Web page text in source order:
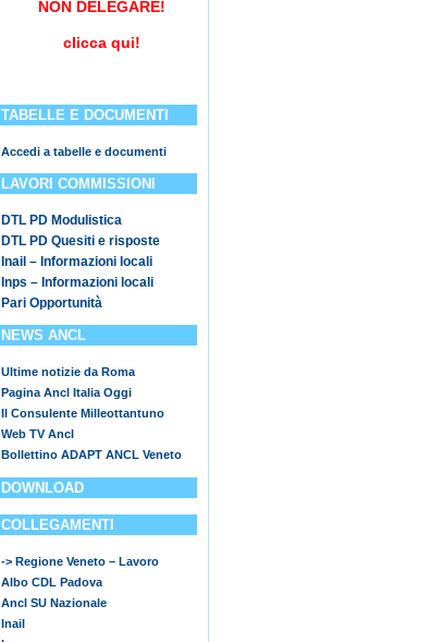
NON DELEGARE!
clicca qui!
TABELLE E DOCUMENTI
Accedi a tabelle e documenti
LAVORI COMMISSIONI
DTL PD Modulistica
DTL PD Quesiti e risposte
Inail – Informazioni locali
Inps – Informazioni locali
Pari Opportunità
NEWS ANCL
Ultime notizie da Roma
Pagina Ancl Italia Oggi
Il Consulente Milleottantuno
Web TV Ancl
Bollettino ADAPT ANCL Veneto
DOWNLOAD
COLLEGAMENTI
-> Regione Veneto – Lavoro
Albo CDL Padova
Ancl SU Nazionale
Inail